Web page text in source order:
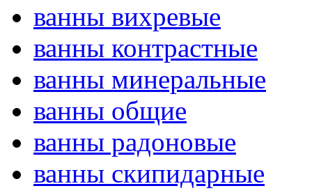
ванны вихревые
ванны контрастные
ванны минеральные
ванны общие
ванны радоновые
ванны скипидарные